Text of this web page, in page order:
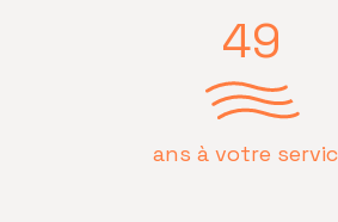
49
ans à votre